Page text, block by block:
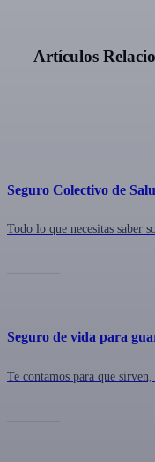
Artículos
Seguro Colectivo de
Seguro de vida para